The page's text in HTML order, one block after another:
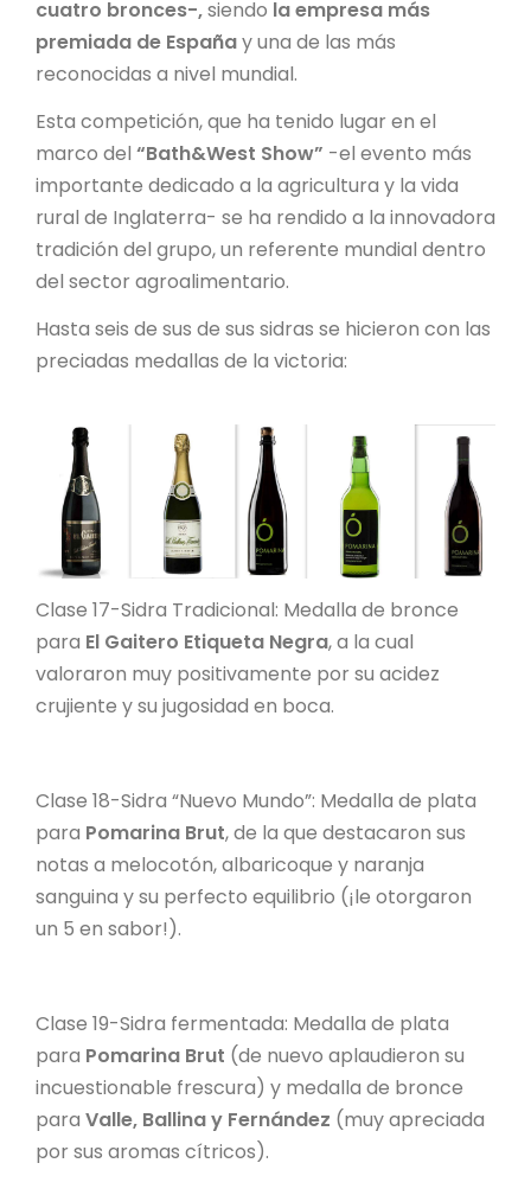
cuatro bronces-,siendo la empresa más
premiada de Españay una de las más
reconocidas a nivel mundial.
Esta competición, que ha tenido lugar en el
marco del “Bath&West Show” -el evento más
importante dedicado a la agricultura y la vida
rural de Inglaterra- se ha rendido a la innovadora
tradición del grupo, un referente mundial dentro
del sector agroalimentario.
Hasta seis de sus de sus sidras se hicieron con las
preciadas medallas de la victoria:
Clase 17-Sidra Tradicional: Medalla de bronce
para El Gaitero Etiqueta Negra, a la cual
valoraron muy positivamente por su acidez
crujiente y su jugosidad en boca.
Clase 18-Sidra “Nuevo Mundo”: Medalla de plata
para Pomarina Brut, de la que destacaron sus
notas a melocotón, albaricoque y naranja
sanguina y su perfecto equilibrio (¡le otorgaron
un 5 en sabor!).
Clase 19-Sidra fermentada: Medalla de plata
para Pomarina Brut (de nuevo aplaudieron su
incuestionable frescura) y medalla de bronce
para Valle, Ballina y Fernández (muy apreciada
por sus aromas cítricos).